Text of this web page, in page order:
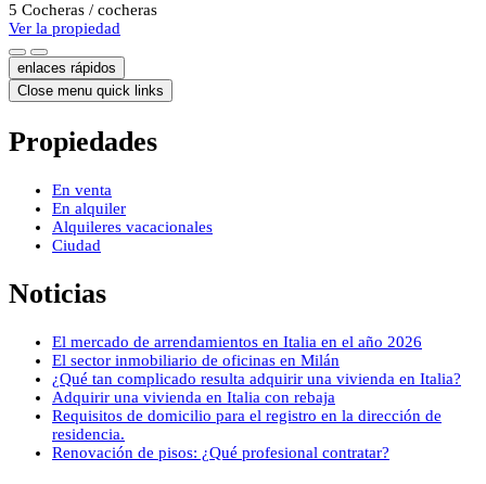
5 Cocheras / cocheras
Ver la propiedad
enlaces rápidos
Close menu quick links
Propiedades
En venta
En alquiler
Alquileres vacacionales
Ciudad
Noticias
El mercado de arrendamientos en Italia en el año 2026
El sector inmobiliario de oficinas en Milán
¿Qué tan complicado resulta adquirir una vivienda en Italia?
Adquirir una vivienda en Italia con rebaja
Requisitos de domicilio para el registro en la dirección de
residencia.
Renovación de pisos: ¿Qué profesional contratar?